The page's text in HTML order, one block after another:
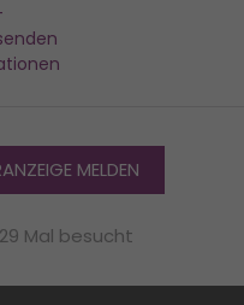
MELDEN
Mal besucht